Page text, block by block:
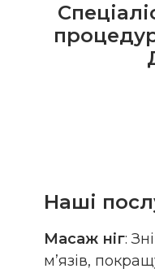
Наші
Масаж ніг:
м’язів,